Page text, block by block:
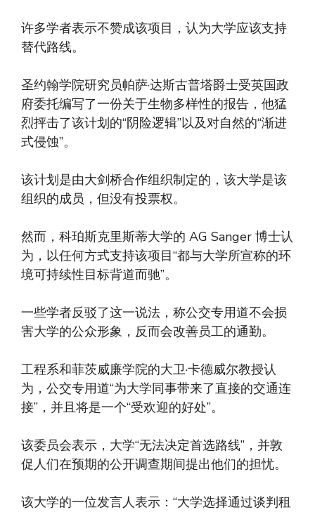
许多学者表示不赞成该项目，认为大学应该支持
替代路线。
圣约翰学院研究员帕萨·达斯古普塔爵士受英国政
府委托编写了一份关于生物多样性的报告，他猛
烈抨击了该计划的“阴险逻辑”以及对自然的“渐进
式侵蚀”。
该计划是由大剑桥合作组织制定的，该大学是该
组织的成员，但没有投票权。
然而，科珀斯克里斯蒂大学的 AG Sanger 博士认
为，以任何方式支持该项目“都与大学所宣称的环
境可持续性目标背道而驰”。
一些学者反驳了这一说法，称公交专用道不会损
害大学的公众形象，反而会改善员工的通勤。
工程系和菲茨威廉学院的大卫·卡德威尔教授认
为，公交专用道“为大学同事带来了直接的交通连
接”，并且将是一个“受欢迎的好处”。
该委员会表示，大学“无法决定首选路线”，并敦
促人们在预期的公开调查期间提出他们的担忧。
该大学的一位发言人表示：“大学选择通过谈判租